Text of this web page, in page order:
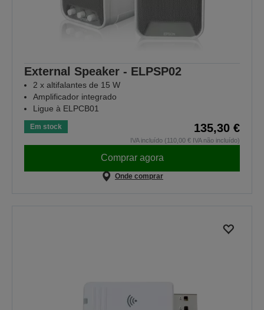
External Speaker - ELPSP02
2 x altifalantes de 15 W
Amplificador integrado
Ligue à ELPCB01
Em stock 135,30 €
IVA incluído (110,00 € IVA não incluído)
Comprar agora
Onde comprar